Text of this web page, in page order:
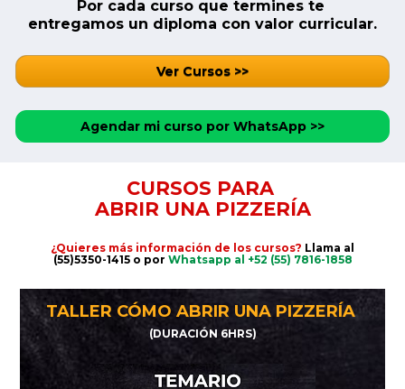
Por cada curso que termines te
entregamos un diploma con valor curricular.
Ver Cursos >>
Agendar mi curso por WhatsApp >>
CURSOS PARA
ABRIR UNA PIZZERÍA
¿Quieres más información de los cursos?
(55)5350-1415 o por Whatsapp al +52 (55) 7816-1858
TALLER CÓMO ABRIR UNA PIZZERÍA
(DURACIÓN 6HRS)